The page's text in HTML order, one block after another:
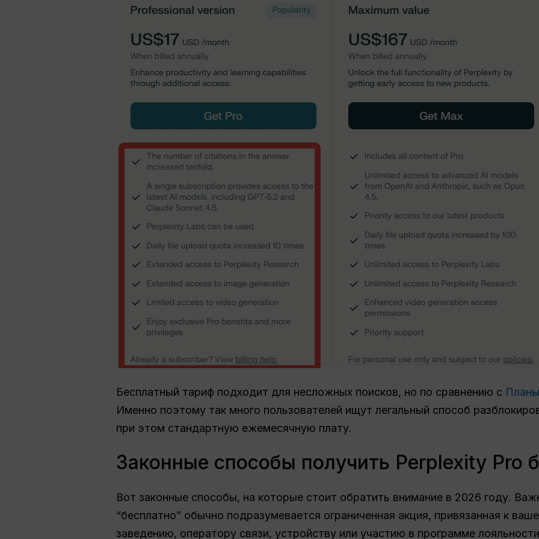
Бесплатный тариф подходит для несложных поисков, но по сравнению с
Именно поэтому так много пользователей ищут легальный способ
при этом стандартную ежемесячную плату.
Законные способы получить Perplexity Pro
Вот законные способы, на которые стоит обратить внимание в 2026 году.
“бесплатно” обычно подразумевается ограниченная акция, привязанная к
заведению, оператору связи, устройству или участию в программе